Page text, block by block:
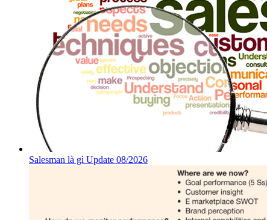
Salesman là gì Update 08/2026